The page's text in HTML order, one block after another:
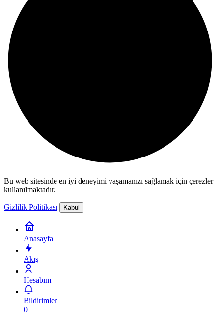
Bu web sitesinde en iyi deneyimi yaşamanızı sağlamak için çerezler
kullanılmaktadır.
Gizlilik Politikası Kabul
Anasayfa
Akış
Hesabım
Bildirimler
0